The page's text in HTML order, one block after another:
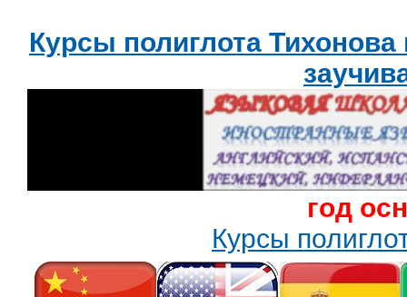
Курсы полиглота
год
Курсы